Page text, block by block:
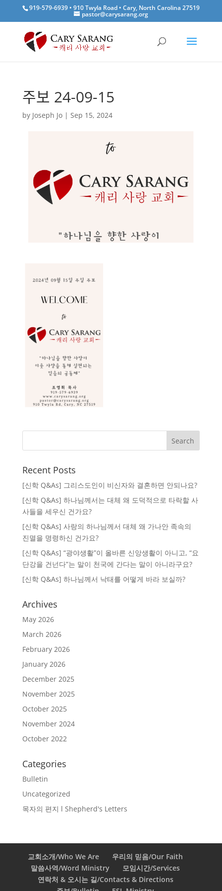
919-579-6939 • 910 Twyla Road • Cary, North Carolina 27519
pastor@carysarang.org
주보 24-09-15
by Joseph Jo| Sep 15, 2024
Recent Posts
[신학 Q&As] 그리스도인이 비신자와 결혼하면 안되나요?
[신학 Q&As] 하나님께서는 대체 왜 도덕적으로 타락할 사
사들을 세우신 건가요?
[신학 Q&As] 사랑의 하나님께서 대체 왜 가나안 족속의
진멸을 명령하신 건가요?
[신학 Q&As] “광야생활”이 올바른 신앙생활이 아니고, “요
단강을 건넌다”는 말이 천국에 간다는 말이 아니라구요?
[신학 Q&As] 하나님께서 낙태를 어떻게 바라 보실까?
Archives
May 2026
March 2026
February 2026
January 2026
December 2025
November 2025
October 2025
November 2024
October 2022
Categories
Bulletin
Uncategorized
목자의 편지 l Shepherd's Letters
교회소개/Who We Are
우리의 믿음/Our Faith
말씀사역/Word Ministry
모임시간/Services
연락처 & 오시는 길/Contacts & Directions